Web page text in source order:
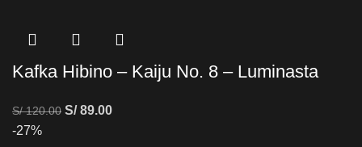
Kafka Hibino – Kaiju No. 8 – Luminasta
S/120.00 S/89.00
-27%